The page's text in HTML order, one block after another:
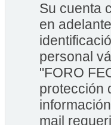
Su cuenta
en
personal
"FORO
protección
mail